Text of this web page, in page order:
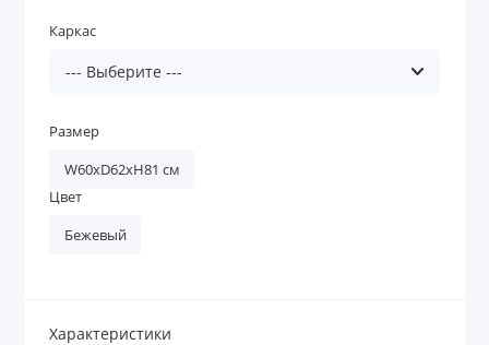
Каркас
Размер
W60хD62xH81 см
Цвет
Бежевый
Характеристики